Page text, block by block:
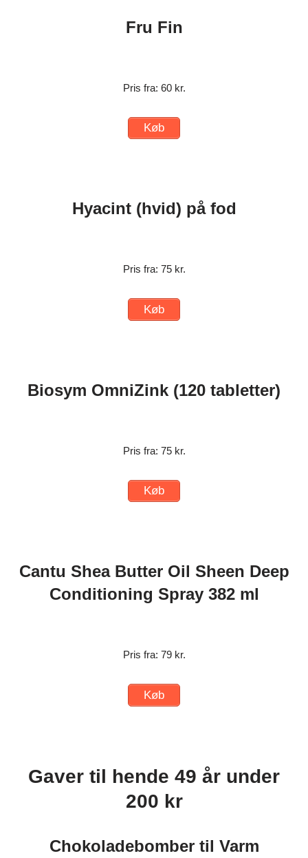
Fru Fin
Pris fra: 60 kr.
Køb
Hyacint (hvid) på fod
Pris fra: 75 kr.
Køb
Biosym OmniZink (120 tabletter)
Pris fra: 75 kr.
Køb
Cantu Shea Butter Oil Sheen Deep
Conditioning Spray 382 ml
Pris fra: 79 kr.
Køb
Gaver til hende 49 år under
200 kr
Chokoladebomber til Varm